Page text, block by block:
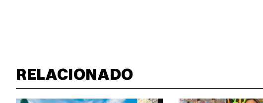
RELACIONADO